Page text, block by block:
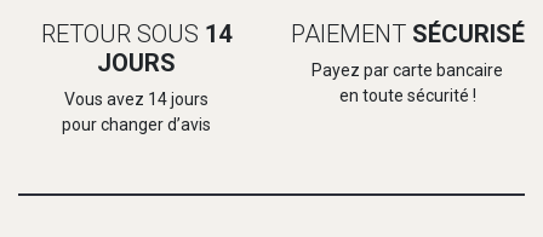
RETOUR SOUS 14
JOURS
Vous avez 14 jours
pour changer d’avis
PAIEMENT SÉCURISÉ
Payez par carte bancaire
en toute sécurité !